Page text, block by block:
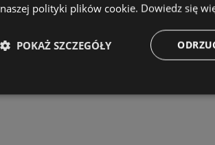
naszej polityki plików cookie. Dowiedz się
POKAŻ SZCZEGÓŁY